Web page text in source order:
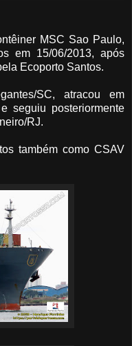
MSC Sao Paulo,
em 15/06/2013, após
Ecoporto Santos.
SC, atracou em
seguiu posteriormente
RJ.
também como CSAV